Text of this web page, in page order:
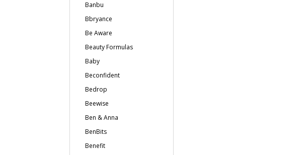
Banbu
Bbryance
Be Aware
Beauty Formulas
Baby
Beconfident
Bedrop
Beewise
Ben & Anna
BenBits
Benefit